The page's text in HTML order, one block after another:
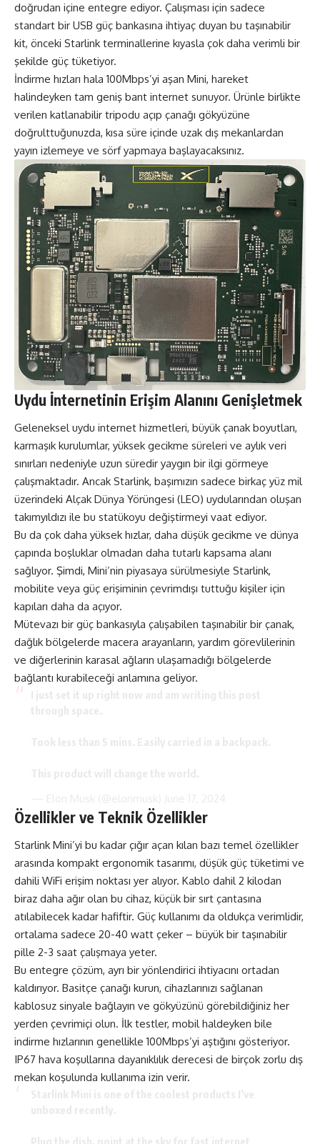
doğrudan içine entegre ediyor. Çalışması için sadece
standart bir USB güç bankasına ihtiyaç duyan bu taşınabilir
kit, önceki Starlink terminallerine kıyasla çok daha verimli bir
şekilde güç tüketiyor.
İndirme hızları hala 100Mbps’yi aşan Mini, hareket
halindeyken tam geniş bant internet sunuyor. Ürünle birlikte
verilen katlanabilir tripodu açıp çanağı gökyüzüne
doğrulttuğunuzda, kısa süre içinde uzak dış mekanlardan
yayın izlemeye ve sörf yapmaya başlayacaksınız.
Uydu İnternetinin Erişim Alanını Genişletmek
Geleneksel uydu internet hizmetleri, büyük çanak boyutları,
karmaşık kurulumlar, yüksek gecikme süreleri ve aylık veri
sınırları nedeniyle uzun süredir yaygın bir ilgi görmeye
çalışmaktadır. Ancak Starlink, başımızın sadece birkaç yüz mil
üzerindeki Alçak Dünya Yörüngesi (LEO) uydularından oluşan
takımyıldızı ile bu statükoyu değiştirmeyi vaat ediyor.
Bu da çok daha yüksek hızlar, daha düşük gecikme ve dünya
çapında boşluklar olmadan daha tutarlı kapsama alanı
sağlıyor. Şimdi, Mini’nin piyasaya sürülmesiyle Starlink,
mobilite veya güç erişiminin çevrimdışı tuttuğu kişiler için
kapıları daha da açıyor.
Mütevazı bir güç bankasıyla çalışabilen taşınabilir bir çanak,
dağlık bölgelerde macera arayanların, yardım görevlilerinin
ve diğerlerinin karasal ağların ulaşamadığı bölgelerde
bağlantı kurabileceği anlamına geliyor.
Özellikler ve Teknik Özellikler
Starlink Mini’yi bu kadar çığır açan kılan bazı temel özellikler
arasında kompakt ergonomik tasarımı, düşük güç tüketimi ve
dahili WiFi erişim noktası yer alıyor. Kablo dahil 2 kilodan
biraz daha ağır olan bu cihaz, küçük bir sırt çantasına
atılabilecek kadar hafiftir. Güç kullanımı da oldukça verimlidir,
ortalama sadece 20-40 watt çeker – büyük bir taşınabilir
pille 2-3 saat çalışmaya yeter.
Bu entegre çözüm, ayrı bir yönlendirici ihtiyacını ortadan
kaldırıyor. Basitçe çanağı kurun, cihazlarınızı sağlanan
kablosuz sinyale bağlayın ve gökyüzünü görebildiğiniz her
yerden çevrimiçi olun. İlk testler, mobil haldeyken bile
indirme hızlarının genellikle 100Mbps’yi aştığını gösteriyor.
IP67 hava koşullarına dayanıklılık derecesi de birçok zorlu dış
mekan koşulunda kullanıma izin verir.